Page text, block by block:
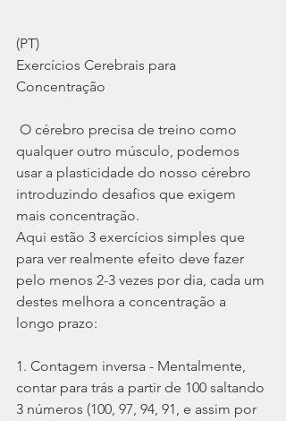
(PT)
Exercícios Cerebrais para
Concentração
qualquer outro músculo, podemos
usar a plasticidade do nosso cérebro
introduzindo desafios que exigem
mais concentração.
Aqui estão 3 exercícios simples que
para ver realmente efeito deve fazer
pelo menos 2-3 vezes por dia, cada um
destes melhora a concentração a
longo prazo:
1. Contagem inversa - Mentalmente,
contar para trás a partir de 100 saltando
3 números (100, 97, 94, 91, e assim por